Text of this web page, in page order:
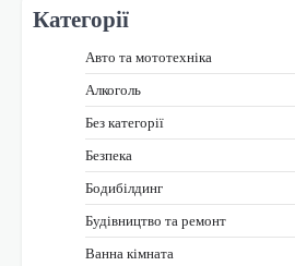
Категорії
Авто та мототехніка
Алкоголь
Без категорії
Безпека
Бодибілдинг
Будівництво та ремонт
Ванна кімната